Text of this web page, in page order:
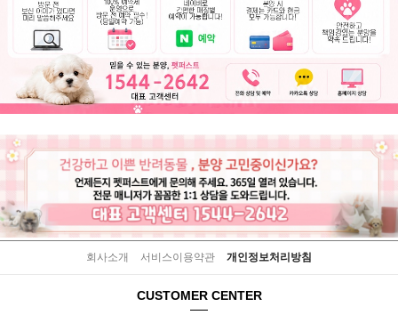
회사소개 서비스이용약관 개인정보처리방침
CUSTOMER CENTER